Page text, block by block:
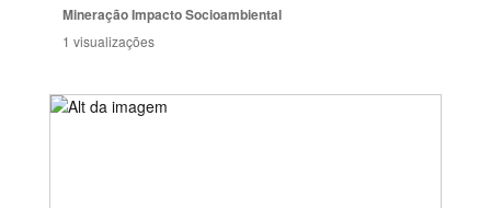
MineraçãoImpacto Socioambiental
1 visualizações